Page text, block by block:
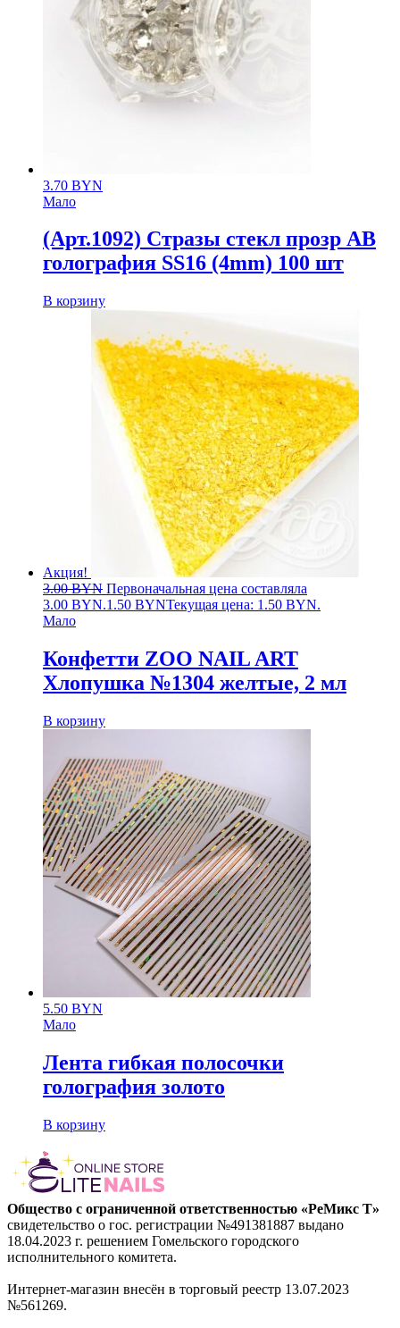
3.70 BYN
Мало
(Арт.1092) Стразы стекл прозр АВ
голография SS16 (4mm) 100 шт
В корзину
Акция!
3.00BYN Первоначальная цена составляла
3.00 BYN.1.50 BYNТекущая цена: 1.50 BYN.
Мало
Конфетти ZOO NAIL ART
Хлопушка №1304 желтые, 2 мл
В корзину
5.50 BYN
Мало
Лента гибкая полосочки
голография золото
В корзину
Общество с ограниченной ответственностью «РеМикс Т»
свидетельство о гос. регистрации №491381887 выдано
18.04.2023 г. решением Гомельского городского
исполнительного комитета.
Интернет-магазин внесён в торговый реестр 13.07.2023
№561269.